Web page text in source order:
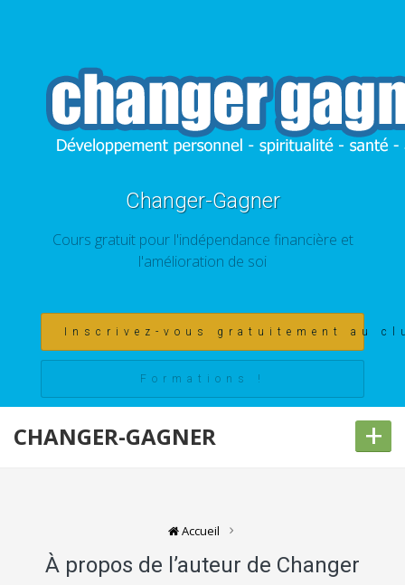
Changer-Gagner
Cours gratuit pour l'indépendance financière et
l'amélioration de soi
Inscrivez-vous gratuitement au
Formations !
CHANGER-GAGNER +
Accueil
À propos de l’auteur de Changer